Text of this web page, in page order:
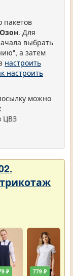
пакетов
Озон. Для
выбрать
а затем
настроить
настроить
можно
ЦВЗ
₽ 779 ₽